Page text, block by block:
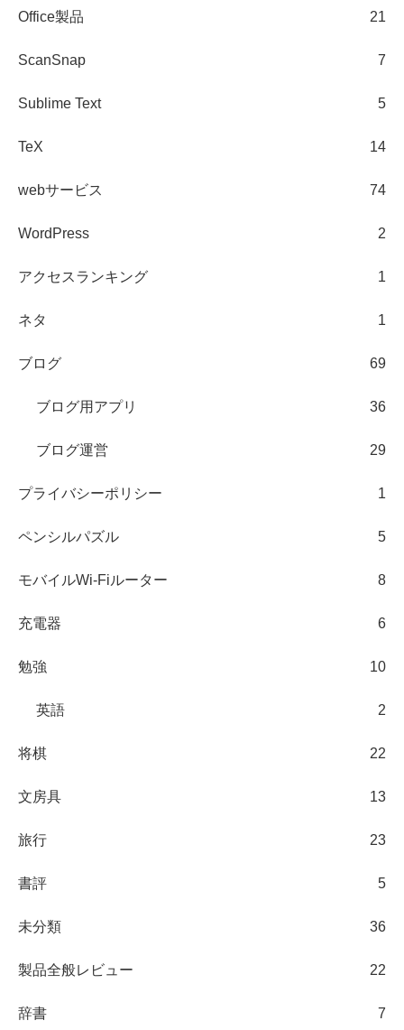
Office製品 21
ScanSnap 7
Sublime Text 5
TeX 14
webサービス 74
WordPress 2
アクセスランキング 1
ネタ 1
ブログ 69
ブログ用アプリ 36
ブログ運営 29
プライバシーポリシー 1
ペンシルパズル 5
モバイルWi-Fiルーター 8
充電器 6
勉強 10
英語 2
将棋 22
文房具 13
旅行 23
書評 5
未分類 36
製品全般レビュー 22
辞書 7